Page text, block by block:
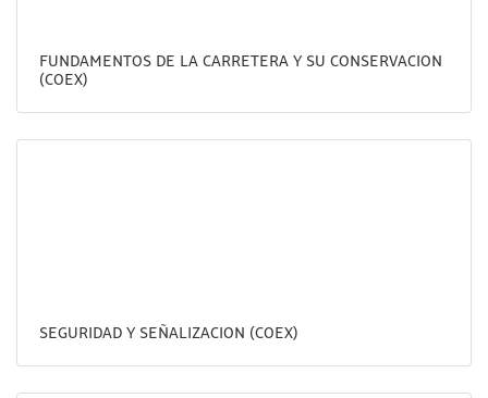
FUNDAMENTOS DE LA CARRETERA Y SU CONSERVACION
(COEX)
SEGURIDAD Y SEÑALIZACION (COEX)